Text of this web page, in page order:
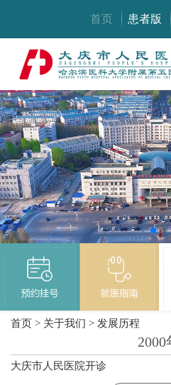
首页 患者版
首页 > 关于我们 > 发展历程
2000
大庆市人民医院开诊